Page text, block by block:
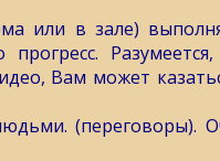
или в зале)
Вам может
(переговоры).